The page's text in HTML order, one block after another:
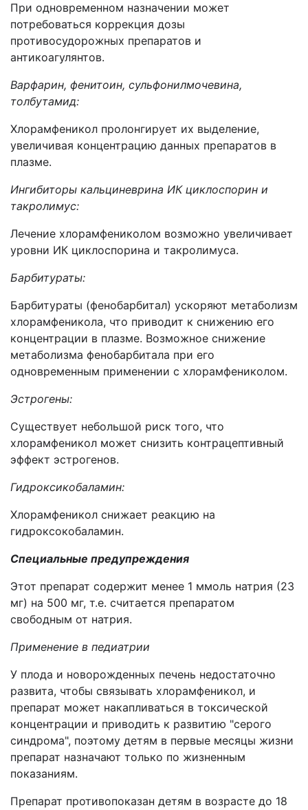
При одновременном назначении может
потребоваться коррекция дозы
противосудорожных препаратов и
антикоагулянтов.
Варфарин, фенитоин, сульфонилмочевина,
толбутамид:
Хлорамфеникол пролонгирует их выделение,
увеличивая концентрацию данных препаратов в
плазме.
Ингибиторы кальциневрина ИК циклоспорин и
такролимус:
Лечение хлорамфениколом возможно увеличивает
уровни ИК циклоспорина и такролимуса.
Барбитураты:
Барбитураты (фенобарбитал) ускоряют метаболизм
хлорамфеникола, что приводит к снижению его
концентрации в плазме. Возможное снижение
метаболизма фенобарбитала при его
одновременным применении с хлорамфениколом.
Эстрогены:
Существует небольшой риск того, что
хлорамфеникол может снизить контрацептивный
эффект эстрогенов.
Гидроксикобаламин:
Хлорамфеникол снижает реакцию на
гидроксокобаламин.
Специальные предупреждения
Этот препарат содержит менее 1 ммоль натрия (23
мг) на 500 мг, т.е. считается препаратом
свободным от натрия.
Применение в педиатрии
У плода и новорожденных печень недостаточно
развита, чтобы связывать хлорамфеникол, и
препарат может накапливаться в токсической
концентрации и приводить к развитию "серого
синдрома", поэтому детям в первые месяцы жизни
препарат назначают только по жизненным
показаниям.
Препарат противопоказан детям в возрасте до 18